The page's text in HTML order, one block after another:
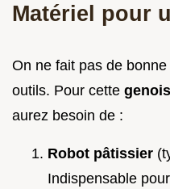
Matériel pour
On ne fait pas de
outils. Pour cette
aurez besoin de :
Robot pâtissier
Indispensable